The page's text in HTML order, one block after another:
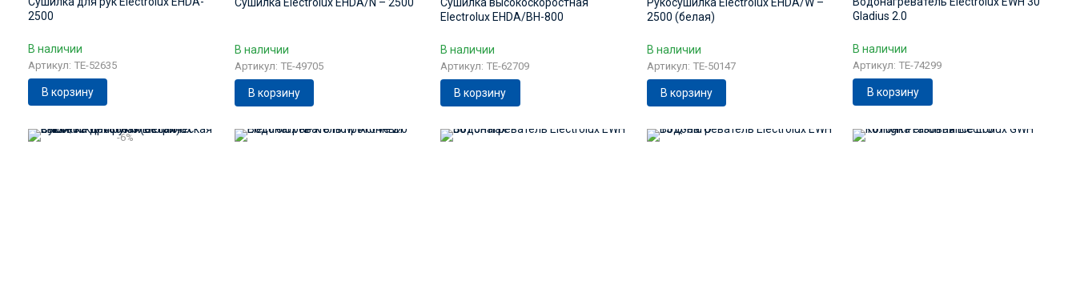
2500
В наличии
Артикул: TE-52635
В корзину
В наличии
Артикул: TE-49705
В корзину
Electrolux EHDA/BH-800
В наличии
Артикул: TE-62709
В корзину
2500 (белая)
В наличии
Артикул: TE-50147
В корзину
Gladius 2.0
В наличии
Артикул: TE-74299
В корзину
-6%